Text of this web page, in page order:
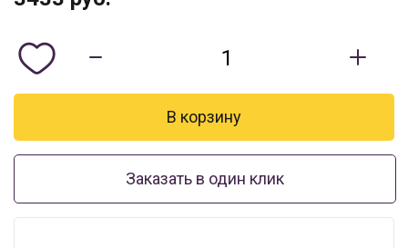
Заказать в один клик